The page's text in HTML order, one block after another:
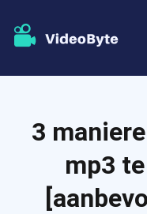
DVD-ripper
Winkel
Bronnen
3
mp3